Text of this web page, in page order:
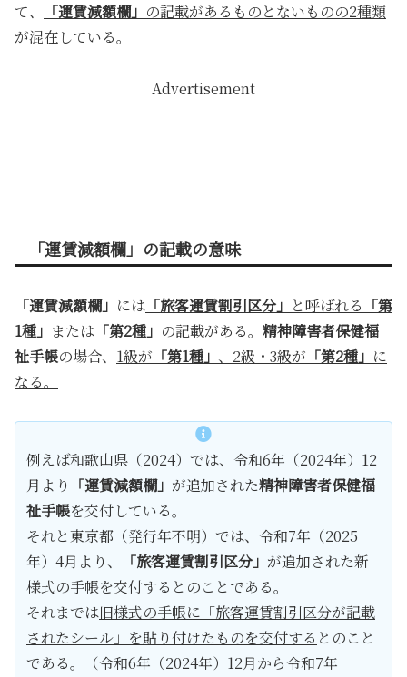
て、
「運賃減額欄」 の記載があるものとないものの2種類
が混在している。
Advertisement
「運賃減額欄」の記載の意味
「運賃減額欄」 には 「旅客運賃割引区分」 と呼ばれる 「第
1種」 または 「第2種」 の記載がある。 精神障害者保健福
祉手帳の場合、 1級が 「第1種」 、2級・3級が 「第2種」 に
なる。
例えば和歌山県（2024）では、令和6年（2024年）12
月より
「運賃減額欄」 が追加された精神障害者保健福
祉手帳を交付している。
それと東京都（発行年不明）では、令和7年（2025
年）4月より、
「旅客運賃割引区分」 が追加された新
様式の手帳を交付するとのことである。
それまでは旧様式の手帳に「旅客運賃割引区分が記載
されたシール」を貼り付けたものを交付する とのこと
である。（令和6年（2024年）12月から令和7年